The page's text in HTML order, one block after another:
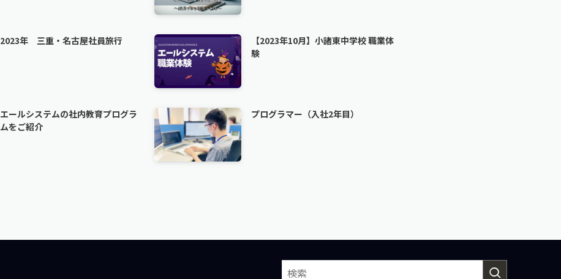
2023年 三重・名古屋社員旅行
【2023年10月】小諸東中学校 職業体
験
エールシステムの社内教育プログラ
ムをご紹介
プログラマー（入社2年目）